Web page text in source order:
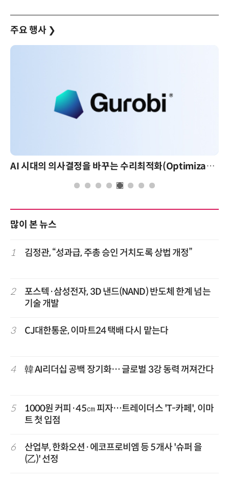
주요 행사 ❯
AI 시대의 의사결정을 바꾸는 수리최적화(Optimization): 실제 산업 적용 사례와 활용 전략
많이 본 뉴스
1 김정관, “성과급, 주총 승인 거치도록 상법 개정”
2
포스텍·삼성전자, 3D 낸드(NAND) 반도체 한계 넘는
기술 개발
3 CJ대한통운, 이마트24 택배 다시 맡는다
4 韓 AI리더십 공백 장기화… 글로벌 3강 동력 꺼져간다
5
1000원 커피·45㎝ 피자…트레이더스 'T-카페', 이마
트 첫 입점
6
산업부, 한화오션·에코프로비엠 등 5개사 '슈퍼 을
(乙)' 선정